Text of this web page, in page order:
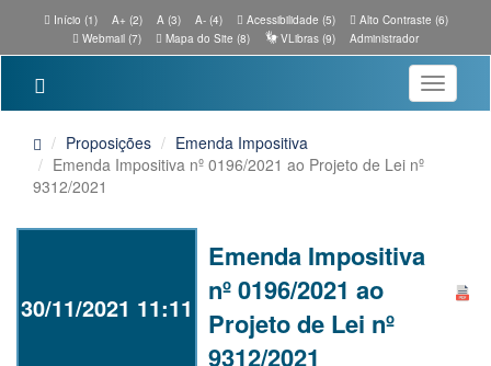
Início (1) A+ (2) A (3) A- (4) Acessibilidade (5)
Alto Contraste (6)
Webmail (7)
Mapa do Site (8) VLibras (9) Administrador
Toggle
Proposições
Emenda Impositiva
Emenda Impositiva nº 0196/2021 ao Projeto de Lei nº
9312/2021
30/11/2021 11:11
Emenda Impositiva
nº 0196/2021 ao
Projeto de Lei nº
9312/2021